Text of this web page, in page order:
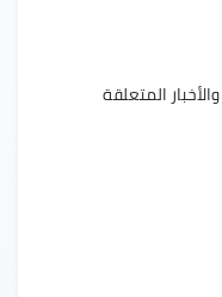
والأخبار المتعلقة